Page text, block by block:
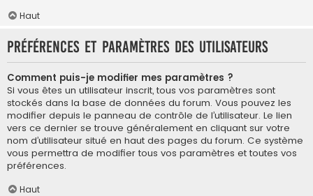
Haut
Préférences et paramètres des utilisateurs
Comment puis-je modifier mes paramètres ?
Si vous êtes un utilisateur inscrit, tous vos paramètres sont
stockés dans la base de données du forum. Vous pouvez les
modifier depuis le panneau de contrôle de l’utilisateur. Le lien
vers ce dernier se trouve généralement en cliquant sur votre
nom d’utilisateur situé en haut des pages du forum. Ce système
vous permettra de modifier tous vos paramètres et toutes vos
préférences.
Haut